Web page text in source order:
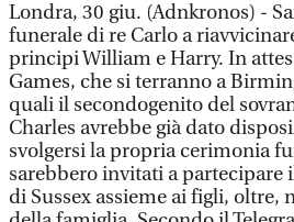
Londra, 30 giu. (Adnkronos) -
funerale di re Carlo a
principi William e Harry. In
Games, che si terranno a
quali il secondogenito del
Charles avrebbe già dato
svolgersi la propria cerimonia
sarebbero invitati a partecipare
di Sussex assieme ai figli, oltre,